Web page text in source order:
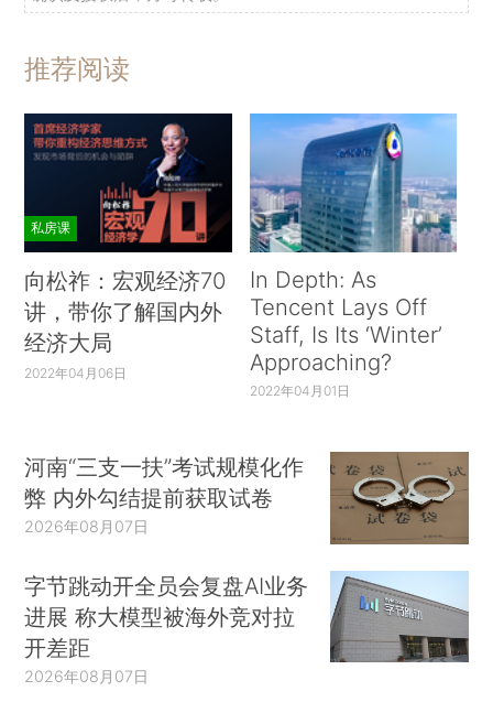
推荐阅读
私房课
向松祚：宏观经济70
讲，带你了解国内外
经济大局
2022年04月06日
In Depth: As
Tencent Lays Off
Staff, Is Its ‘Winter’
Approaching?
2022年04月01日
河南“三支一扶”考试规模化作
弊 内外勾结提前获取试卷
2026年08月07日
字节跳动开全员会复盘AI业务
进展 称大模型被海外竞对拉
开差距
2026年08月07日